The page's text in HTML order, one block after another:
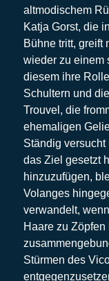
altmodischem
Katja Gorst, die
Bühne tritt, greift
wieder zu einem
diesem ihre
Schultern und
Trouvel, die
ehemaligen
Ständig versucht
das Ziel gesetzt
hinzuzufügen,
Volanges
verwandelt,
Haare zu
Stürmen des